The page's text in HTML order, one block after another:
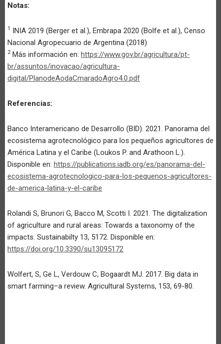
Notas:
1 INIA 2019 (Berger et al.), Embrapa 2020 (Bolfe et al.), Censo
Nacional Agropecuario de Argentina (2018)
2Más información en: https://www.gov.br/agricultura/pt-
br/assuntos/inovacao/agricultura-
digital/PlanodeAodaCmaradoAgro4.0.pdf
Referencias:
Banco Interamericano de Desarrollo (BID). 2021. Panorama del
ecosistema agrotecnológico para los pequeños agricultores de
América Latina y el Caribe (Loukos P. and Arathoon L.).
Disponible en: https://publications.iadb.org/es/panorama-del-
ecosistema-agrotecnologico-para-los-pequenos-agricultores-
de-america-latina-y-el-caribe
Rolandi S, Brunori G, Bacco M, Scotti I. 2021. The digitalization
of agriculture and rural areas: Towards a taxonomy of the
impacts. Sustainabilty 13, 5172. Disponible en:
https://doi.org/10.3390/su13095172
Wolfert, S, Ge L, Verdouw C, Bogaardt MJ. 2017. Big data in
smart farming–a review. Agricultural Systems, 153, 69-80.